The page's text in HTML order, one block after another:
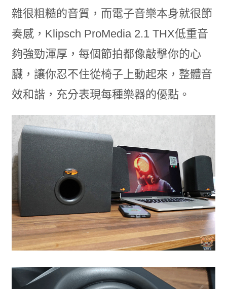
雜很粗糙的音質，而電子音樂本身就很節
奏感，Klipsch ProMedia 2.1 THX低重音
夠強勁渾厚，每個節拍都像敲擊你的心
臟，讓你忍不住從椅子上動起來，整體音
效和諧，充分表現每種樂器的優點。